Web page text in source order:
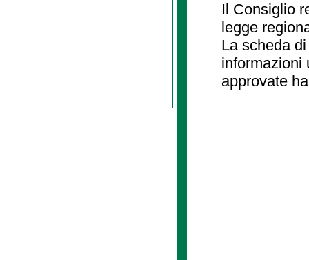
Il Consiglio
legge
La scheda
informazioni
approvate